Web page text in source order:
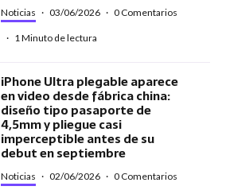
Noticias · 03/06/2026 · 0 Comentarios
· 1 Minuto de lectura
iPhone Ultra plegable aparece
en video desde fábrica china:
diseño tipo pasaporte de
4,5mm y pliegue casi
imperceptible antes de su
debut en septiembre
Noticias · 02/06/2026 · 0 Comentarios